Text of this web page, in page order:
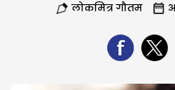
लोकमित्र गौतम